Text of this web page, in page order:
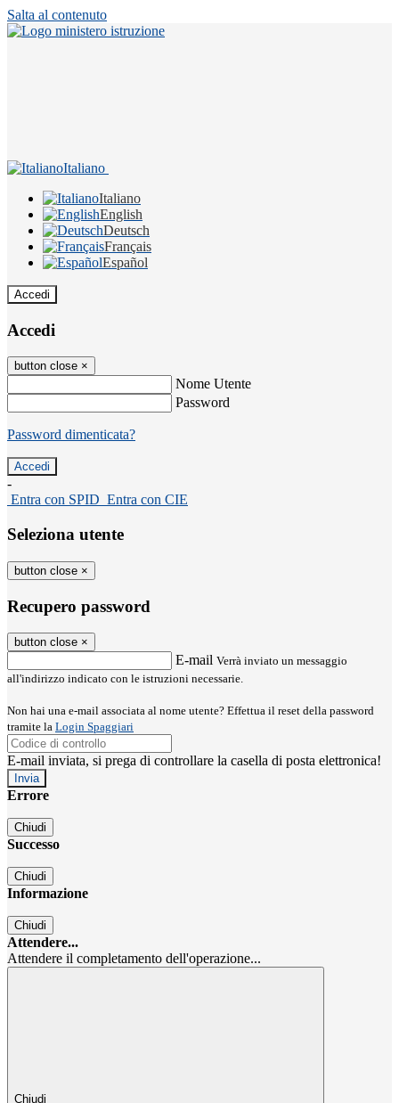
Salta al contenuto
Italiano
Italiano
English
Deutsch
Français
Español
Accedi
Accedi
button close ×
Nome Utente
Password
Password dimenticata?
-
Entra con SPID Entra con CIE
Seleziona utente
button close ×
Recupero password
button close ×
E-mail Verrà inviato un messaggio
all'indirizzo indicato con le istruzioni necessarie.
Non hai una e-mail associata al nome utente? Effettua il reset della password
tramite la Login Spaggiari
E-mail inviata, si prega di controllare la casella di posta elettronica!
Errore
Chiudi
Successo
Chiudi
Informazione
Chiudi
Attendere...
Attendere il completamento dell'operazione...
Chiudi